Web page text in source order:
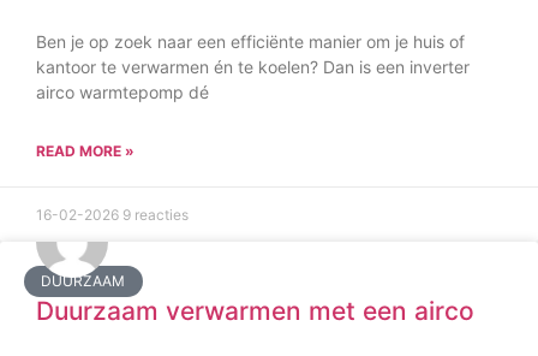
Ben je op zoek naar een efficiënte manier om je huis of
kantoor te verwarmen én te koelen? Dan is een inverter
airco warmtepomp dé
READ MORE »
16-02-2026 9 reacties
DUURZAAM
Duurzaam verwarmen met een airco